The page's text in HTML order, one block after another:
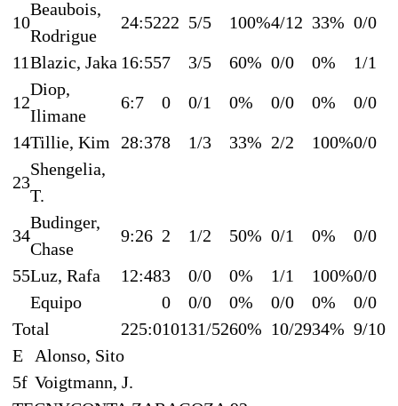
10
Beaubois,
Rodrigue
24:5222 5/5 100%4/12 33% 0/0
11Blazic, Jaka 16:557 3/5 60% 0/0 0% 1/1
12
Diop,
Ilimane
6:7 0 0/1 0% 0/0 0% 0/0
14Tillie, Kim 28:378 1/3 33% 2/2 100%0/0
23
Shengelia,
T.
34
Budinger,
Chase
9:26 2 1/2 50% 0/1 0% 0/0
55Luz, Rafa 12:483 0/0 0% 1/1 100%0/0
Equipo
0 0/0 0% 0/0 0% 0/0
Total
225:010131/5260% 10/2934% 9/10
E
Alonso, Sito
5f Voigtmann, J.